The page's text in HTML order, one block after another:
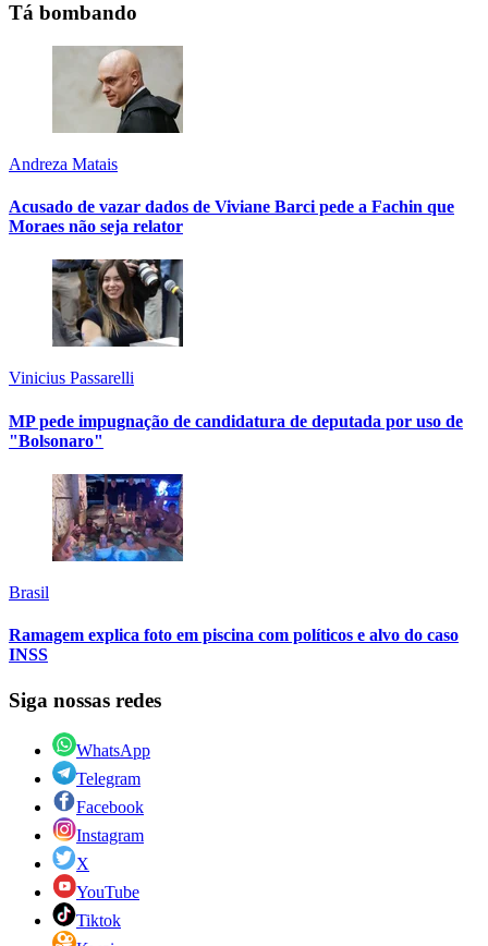
Tá bombando
Andreza Matais
Acusado de vazar dados de Viviane Barci pede a Fachin que
Moraes não seja relator
Vinicius Passarelli
MP pede impugnação de candidatura de deputada por uso de
"Bolsonaro"
Brasil
Ramagem explica foto em piscina com políticos e alvo do caso
INSS
Siga nossas redes
WhatsApp
Telegram
Facebook
Instagram
X
YouTube
Tiktok